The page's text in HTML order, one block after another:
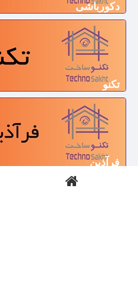
دکورباشی
تکنو
فرآذین